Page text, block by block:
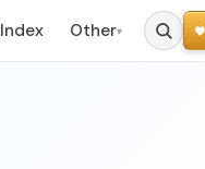
Index Other▾